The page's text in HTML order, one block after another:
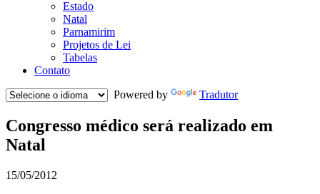
Estado
Natal
Parnamirim
Projetos de Lei
Tabelas
Contato
Powered by
Tradutor
Congresso médico será realizado em
Natal
15/05/2012